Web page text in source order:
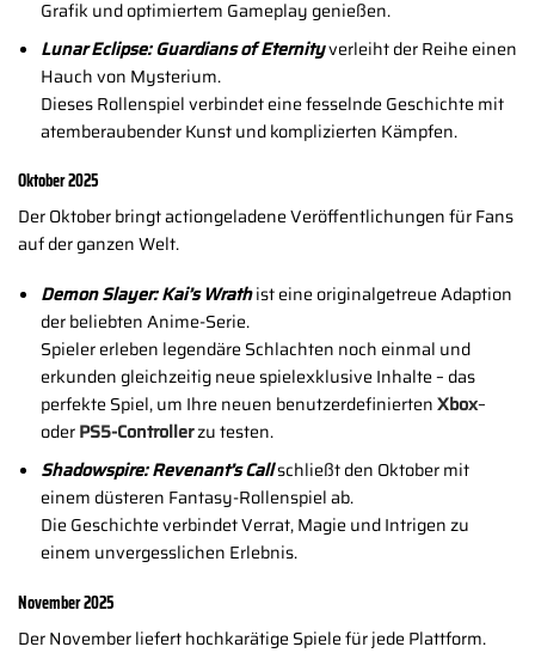
Grafik und optimiertem Gameplay genießen.
Lunar Eclipse: Guardians of Eternityverleiht der Reihe einen
Hauch von Mysterium.
Dieses Rollenspiel verbindet eine fesselnde Geschichte mit
atemberaubender Kunst und komplizierten Kämpfen.
Oktober 2025
Der Oktober bringt actiongeladene Veröffentlichungen für Fans
auf der ganzen Welt.
Demon Slayer: Kai’s Wrathist eine originalgetreue Adaption
der beliebten Anime-Serie.
Spieler erleben legendäre Schlachten noch einmal und
erkunden gleichzeitig neue spielexklusive Inhalte – das
perfekte Spiel, um Ihre neuen benutzerdefiniertenXbox–
oderPS5-Controllerzu testen.
Shadowspire: Revenant’s Callschließt den Oktober mit
einem düsteren Fantasy-Rollenspiel ab.
Die Geschichte verbindet Verrat, Magie und Intrigen zu
einem unvergesslichen Erlebnis.
November 2025
Der November liefert hochkarätige Spiele für jede Plattform.